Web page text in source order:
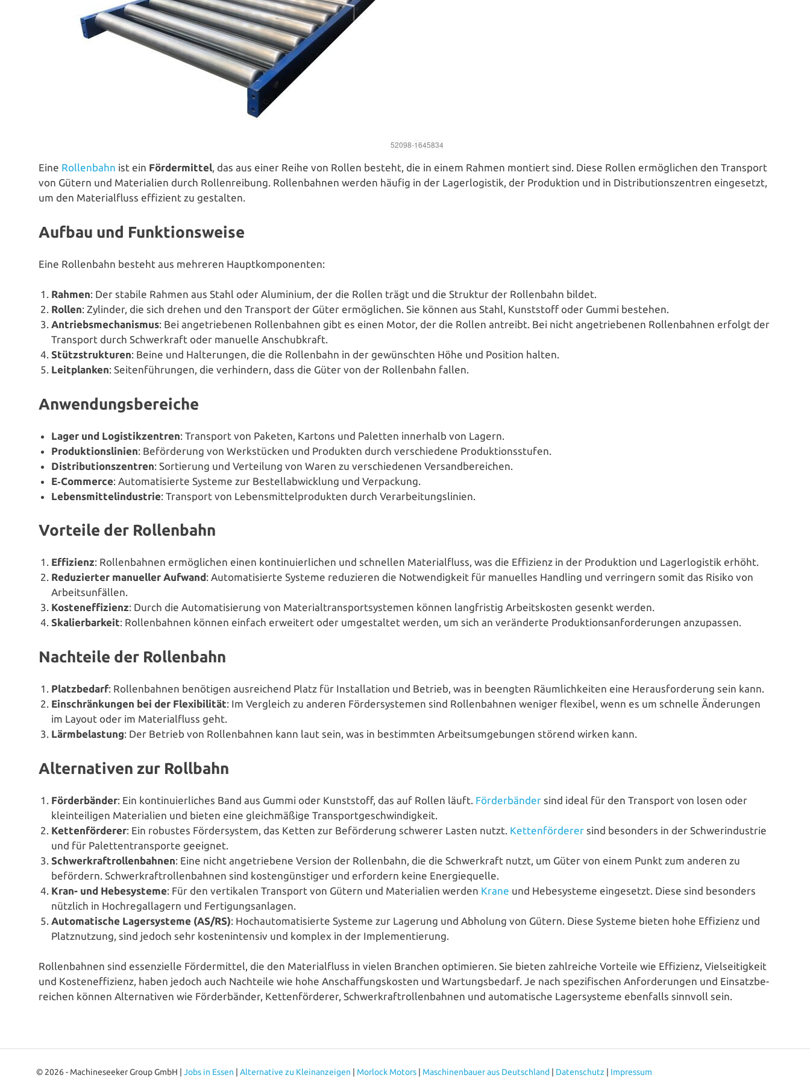
Eine Rol­len­bahn ist ein För­der­mit­tel, das aus einer Reihe von Rollen besteht, die in einem Rahmen montiert sind. Diese Rollen ermög­li­chen den Transport
von Gütern und Mate­ria­li­en durch Rol­len­rei­bung. Rol­len­bah­nen werden häufig in der Lager­lo­gis­tik, der Pro­duk­ti­on und in Dis­tri­bu­ti­ons­zen­tren ein­ge­setzt,
um den Mate­ri­al­fluss effizient zu gestalten.
Aufbau und Funktionsweise
Eine Rol­len­bahn besteht aus mehreren Hauptkomponenten:
Rahmen: Der stabile Rahmen aus Stahl oder Aluminium, der die Rollen trägt und die Struktur der Rol­len­bahn bildet.
Rollen: Zylinder, die sich drehen und den Transport der Güter ermög­li­chen. Sie können aus Stahl, Kunst­stoff oder Gummi bestehen.
Antriebs­me­cha­nis­mus: Bei ange­trie­be­nen Rol­len­bah­nen gibt es einen Motor, der die Rollen antreibt. Bei nicht ange­trie­be­nen Rol­len­bah­nen erfolgt der
Transport durch Schwer­kraft oder manuelle Anschubkraft.
Stütz­struk­tu­ren: Beine und Hal­te­run­gen, die die Rol­len­bahn in der gewünsch­ten Höhe und Position halten.
Leit­plan­ken: Sei­ten­füh­run­gen, die ver­hin­dern, dass die Güter von der Rol­len­bahn fallen.
Anwendungsbereiche
Lager und Logis­tik­zen­tren: Transport von Paketen, Kartons und Paletten innerhalb von Lagern.
Pro­duk­ti­ons­li­ni­en: Beför­de­rung von Werk­stü­cken und Produkten durch ver­schie­de­ne Produktionsstufen.
Dis­tri­bu­ti­ons­zen­tren: Sor­tie­rung und Ver­tei­lung von Waren zu ver­schie­de­nen Versandbereichen.
E‑Commerce: Auto­ma­ti­sier­te Systeme zur Bestell­ab­wick­lung und Verpackung.
Lebens­mit­tel­in­dus­trie: Transport von Lebens­mit­tel­pro­duk­ten durch Verarbeitungslinien.
Vorteile der Rollenbahn
Effizienz: Rol­len­bah­nen ermög­li­chen einen kon­ti­nu­ier­li­chen und schnellen Mate­ri­al­fluss, was die Effizienz in der Pro­duk­ti­on und Lager­lo­gis­tik erhöht.
Redu­zier­ter manueller Aufwand : Auto­ma­ti­sier­te Systeme redu­zie­ren die Not­wen­dig­keit für manuelles Handling und ver­rin­gern somit das Risiko von
Arbeitsunfällen.
Kos­ten­ef­fi­zi­enz: Durch die Auto­ma­ti­sie­rung von Mate­ri­al­trans­port­sys­te­men können lang­fris­tig Arbeits­kos­ten gesenkt werden.
Ska­lier­bar­keit: Rol­len­bah­nen können einfach erweitert oder umge­stal­tet werden, um sich an ver­än­der­te Pro­duk­ti­ons­an­for­de­run­gen anzupassen.
Nachteile der Rollenbahn
Platz­be­darf: Rol­len­bah­nen benötigen aus­rei­chend Platz für Instal­la­ti­on und Betrieb, was in beengten Räum­lich­kei­ten eine Her­aus­for­de­rung sein kann.
Ein­schrän­kun­gen bei der Fle­xi­bi­li­tät: Im Vergleich zu anderen För­der­sys­te­men sind Rol­len­bah­nen weniger flexibel, wenn es um schnelle Ände­run­gen
im Layout oder im Mate­ri­al­fluss geht.
Lärm­be­las­tung: Der Betrieb von Rol­len­bah­nen kann laut sein, was in bestimm­ten Arbeits­um­ge­bun­gen störend wirken kann.
Alternativen zur Rollbahn
För­der­bän­der: Ein kon­ti­nu­ier­li­ches Band aus Gummi oder Kunst­stoff, das auf Rollen läuft. För­der­bän­der sind ideal für den Transport von losen oder
klein­tei­li­gen Mate­ria­li­en und bieten eine gleich­mä­ßi­ge Transportgeschwindigkeit.
Ket­ten­för­de­rer: Ein robustes För­der­sys­tem, das Ketten zur Beför­de­rung schwerer Lasten nutzt. Ket­ten­för­de­rer sind besonders in der Schwer­indus­trie
und für Palet­ten­trans­por­te geeignet.
Schwer­kraf­trol­len­bah­nen: Eine nicht ange­trie­be­ne Version der Rol­len­bahn, die die Schwer­kraft nutzt, um Güter von einem Punkt zum anderen zu
befördern. Schwer­kraf­trol­len­bah­nen sind kos­ten­güns­ti­ger und erfordern keine Energiequelle.
Kran- und Hebe­sys­te­me: Für den ver­ti­ka­len Transport von Gütern und Mate­ria­li­en werden Krane und Hebe­sys­te­me ein­ge­setzt. Diese sind besonders
nützlich in Hoch­re­gal­la­gern und Fertigungsanlagen.
Auto­ma­ti­sche Lager­sys­te­me (AS/RS): Hoch­au­to­ma­ti­sier­te Systeme zur Lagerung und Abholung von Gütern. Diese Systeme bieten hohe Effizienz und
Platz­nut­zung, sind jedoch sehr kos­ten­in­ten­siv und komplex in der Implementierung.
Rol­len­bah­nen sind essen­zi­el­le För­der­mit­tel, die den Mate­ri­al­fluss in vielen Branchen opti­mie­ren. Sie bieten zahl­rei­che Vorteile wie Effizienz, Viel­sei­tig­keit
und Kos­ten­ef­fi­zi­enz, haben jedoch auch Nachteile wie hohe Anschaf­fungs­kos­ten und War­tungs­be­darf. Je nach spe­zi­fi­schen Anfor­de­run­gen und Ein­satz­be­
rei­chen können Alter­na­ti­ven wie För­der­bän­der, Ket­ten­för­de­rer, Schwer­kraf­trol­len­bah­nen und auto­ma­ti­sche Lager­sys­te­me ebenfalls sinnvoll sein.
© 2026 - Machineseeker Group GmbH | Jobs in Essen Alternative zu Kleinanzeigen Morlock Motors Maschinenbauer aus Deutschland Datenschutz Impressum